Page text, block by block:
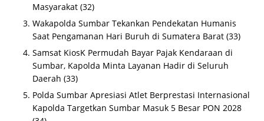
Masyarakat (32)
Wakapolda Sumbar Tekankan Pendekatan Humanis
Saat Pengamanan Hari Buruh di Sumatera Barat (33)
Samsat KiosK Permudah Bayar Pajak Kendaraan di
Sumbar, Kapolda Minta Layanan Hadir di Seluruh
Daerah (33)
Polda Sumbar Apresiasi Atlet Berprestasi Internasional
Kapolda Targetkan Sumbar Masuk 5 Besar PON 2028